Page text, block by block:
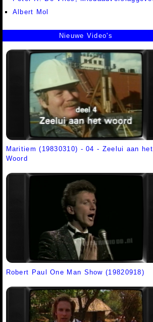
Albert Mol
Nieuwe Video's
Maritiem (19830310) - 04 - Zeelui aan het
Woord
Robert Paul One Man Show (19820918)